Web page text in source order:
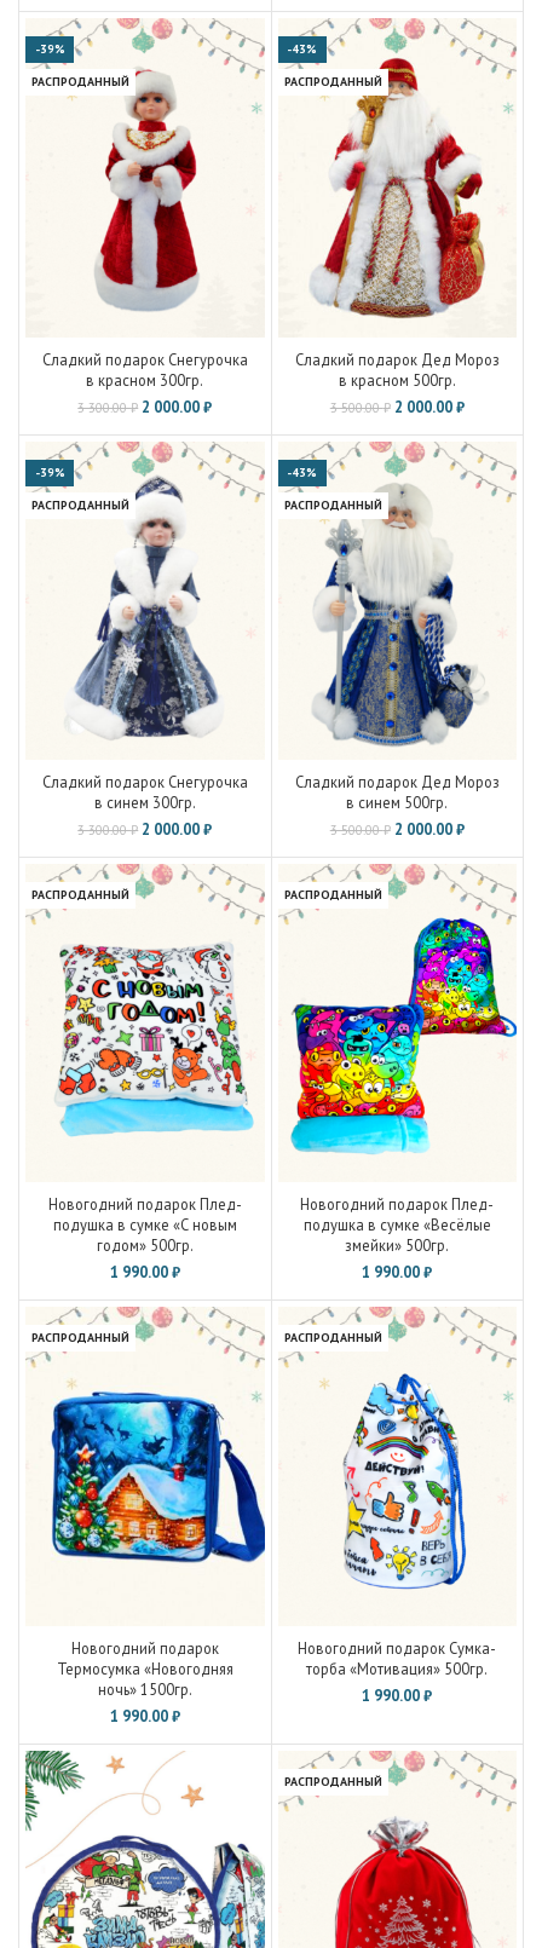
-39%
РАСПРОДАННЫЙ
Сладкий подарок Снегурочка
в красном 300гр.
3 300.00₽ 2 000.00₽
-43%
РАСПРОДАННЫЙ
Сладкий подарок Дед Мороз
в красном 500гр.
3 500.00₽ 2 000.00₽
-39%
РАСПРОДАННЫЙ
Сладкий подарок Снегурочка
в синем 300гр.
3 300.00₽ 2 000.00₽
-43%
РАСПРОДАННЫЙ
Сладкий подарок Дед Мороз
в синем 500гр.
3 500.00₽ 2 000.00₽
РАСПРОДАННЫЙ
Новогодний подарок Плед-
подушка в сумке «С новым
годом» 500гр.
1 990.00₽
РАСПРОДАННЫЙ
Новогодний подарок Плед-
подушка в сумке «Весёлые
змейки» 500гр.
1 990.00₽
РАСПРОДАННЫЙ
Новогодний подарок
Термосумка «Новогодняя
ночь» 1500гр.
1 990.00₽
РАСПРОДАННЫЙ
Новогодний подарок Сумка-
торба «Мотивация» 500гр.
1 990.00₽
РАСПРОДАННЫЙ